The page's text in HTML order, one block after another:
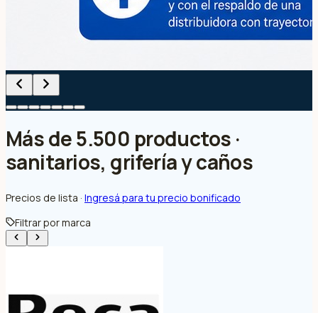
Más de 5.500 productos ·
sanitarios, grifería y caños
Precios de lista · Ingresá para tu precio bonificado
Filtrar por marca